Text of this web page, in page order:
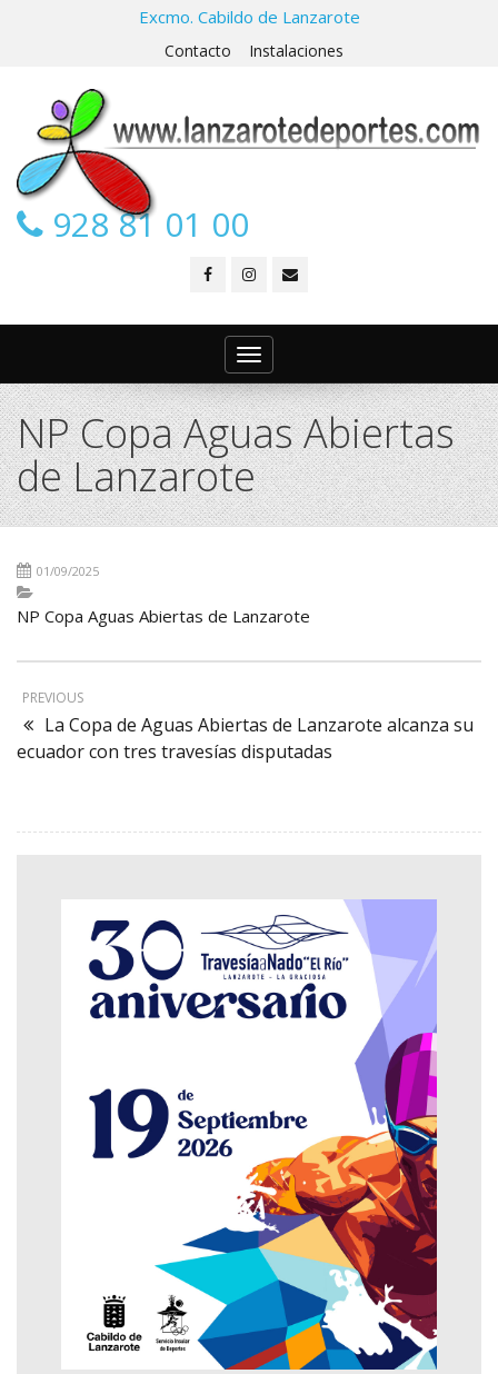
Excmo. Cabildo de Lanzarote
Contacto Instalaciones
928 81 01 00
Toggle
navigation
NP Copa Aguas Abiertas
de Lanzarote
01/09/2025
NP Copa Aguas Abiertas de Lanzarote
PREVIOUS
La Copa de Aguas Abiertas de Lanzarote alcanza su
ecuador con tres travesías disputadas